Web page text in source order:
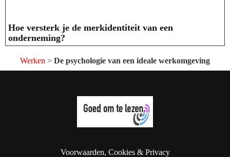
Hoe versterk je de merkidentiteit van een
onderneming?
Werken > De psychologie van een ideale werkomgeving
Voorwaarden, Cookies & Privacy